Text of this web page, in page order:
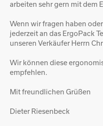
arbeiten sehr gern mit dem
Wenn wir fragen haben
jederzeit an das ErgoPack
unseren Verkäufer Herrn
Wir können diese
empfehlen.
Mit freundlichen Grüßen
Dieter Riesenbeck